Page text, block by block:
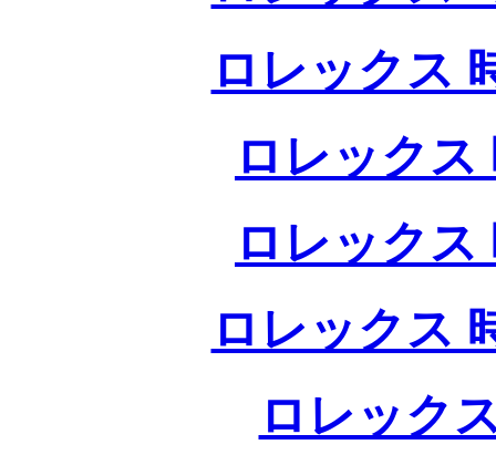
ロレックス
ロレックス
ロレックス
ロレックス
ロレック